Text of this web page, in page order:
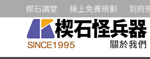
楔石講堂 線上免費規劃 到府